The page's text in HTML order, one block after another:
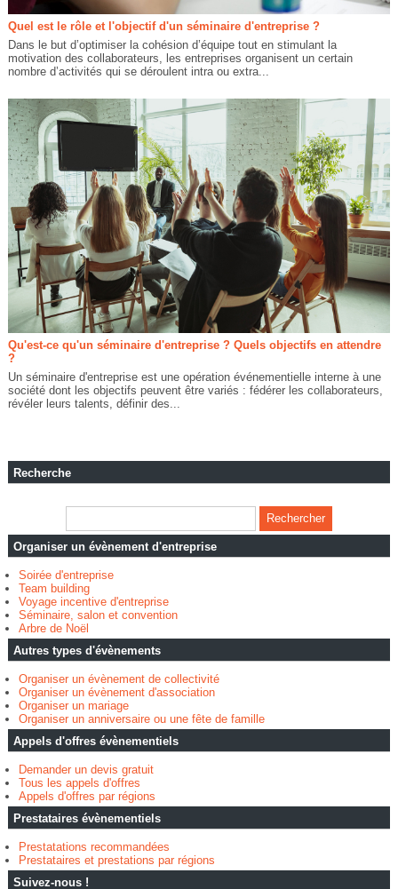
Quel est le rôle et l'objectif d'un séminaire d'entreprise ?
Dans le but d’optimiser la cohésion d’équipe tout en stimulant la
motivation des collaborateurs, les entreprises organisent un certain
nombre d’activités qui se déroulent intra ou extra...
Qu'est-ce qu'un séminaire d'entreprise ? Quels objectifs en attendre
?
Un séminaire d'entreprise est une opération événementielle interne à une
société dont les objectifs peuvent être variés : fédérer les collaborateurs,
révéler leurs talents, définir des...
Recherche
Organiser un évènement d'entreprise
Soirée d'entreprise
Team building
Voyage incentive d'entreprise
Séminaire, salon et convention
Arbre de Noël
Autres types d'évènements
Organiser un évènement de collectivité
Organiser un évènement d'association
Organiser un mariage
Organiser un anniversaire ou une fête de famille
Appels d'offres évènementiels
Demander un devis gratuit
Tous les appels d'offres
Appels d'offres par régions
Prestataires évènementiels
Prestatations recommandées
Prestataires et prestations par régions
Suivez-nous !